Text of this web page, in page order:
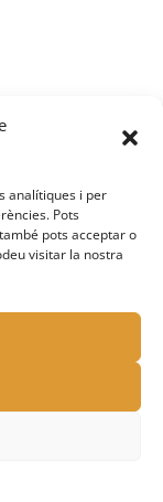
analítiques i per
Pots
pots acceptar o
visitar la nostra